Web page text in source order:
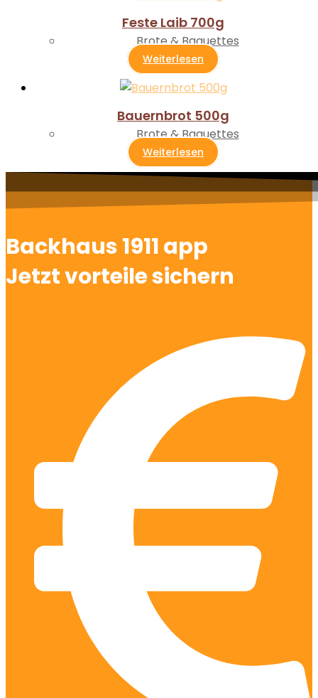
Feste Laib 700g
Brote & Baguettes
Weiterlesen
Bauernbrot 500g
Brote & Baguettes
Weiterlesen
Backhaus 1911 app
Jetzt vorteile sichern